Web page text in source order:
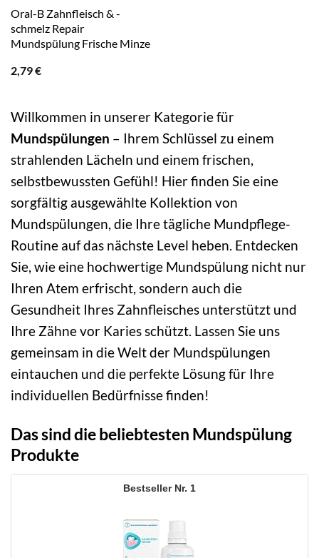
Oral-B Zahnfleisch & -
schmelz Repair
Mundspülung Frische Minze
2,79€
Willkommen in unserer Kategorie für
Mundspülungen – Ihrem Schlüssel zu einem
strahlenden Lächeln und einem frischen,
selbstbewussten Gefühl! Hier finden Sie eine
sorgfältig ausgewählte Kollektion von
Mundspülungen, die Ihre tägliche Mundpflege-
Routine auf das nächste Level heben. Entdecken
Sie, wie eine hochwertige Mundspülung nicht nur
Ihren Atem erfrischt, sondern auch die
Gesundheit Ihres Zahnfleisches unterstützt und
Ihre Zähne vor Karies schützt. Lassen Sie uns
gemeinsam in die Welt der Mundspülungen
eintauchen und die perfekte Lösung für Ihre
individuellen Bedürfnisse finden!
Das sind die beliebtesten Mundspülung
Produkte
1